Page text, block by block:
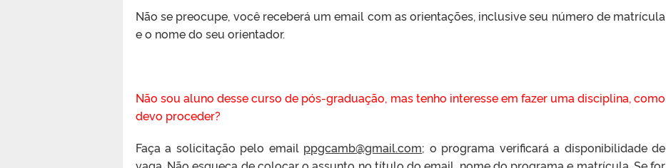
Não se preocupe, você receberá um email com as orientações, inclusive seu número de matrícula
e o nome do seu orientador.
Não sou aluno desse curso de pós-graduação, mas tenho interesse em fazer uma disciplina, como
devo proceder?
Faça a solicitação pelo email ppgcamb@gmail.com; o programa verificará a disponibilidade de